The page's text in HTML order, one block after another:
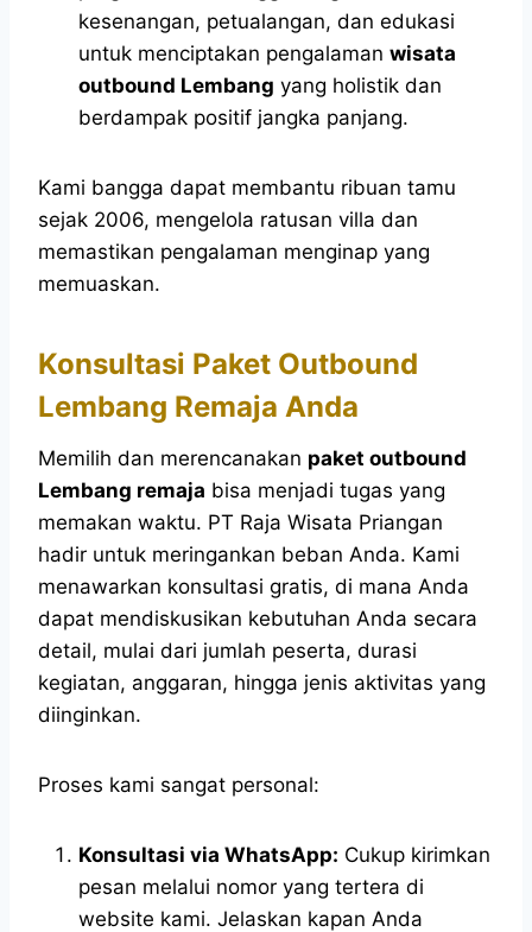
kesenangan, petualangan, dan edukasi
untuk menciptakan pengalaman wisata
outbound Lembang yang holistik dan
berdampak positif jangka panjang.
Kami bangga dapat membantu ribuan tamu
sejak 2006, mengelola ratusan villa dan
memastikan pengalaman menginap yang
memuaskan.
Konsultasi Paket Outbound
Lembang Remaja Anda
Memilih dan merencanakan paket outbound
Lembang remaja bisa menjadi tugas yang
memakan waktu. PT Raja Wisata Priangan
hadir untuk meringankan beban Anda. Kami
menawarkan konsultasi gratis, di mana Anda
dapat mendiskusikan kebutuhan Anda secara
detail, mulai dari jumlah peserta, durasi
kegiatan, anggaran, hingga jenis aktivitas yang
diinginkan.
Proses kami sangat personal:
Konsultasi via WhatsApp: Cukup kirimkan
pesan melalui nomor yang tertera di
website kami. Jelaskan kapan Anda